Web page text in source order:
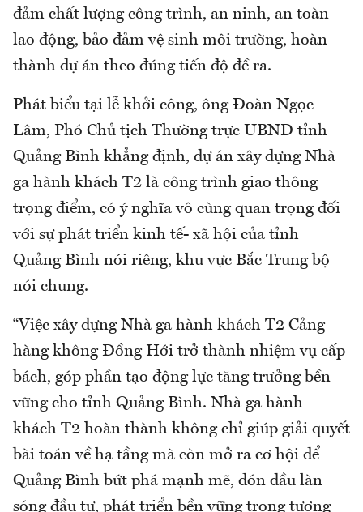
đảm chất lượng công trình, an ninh, an toàn
lao động, bảo đảm vệ sinh môi trường, hoàn
thành dự án theo đúng tiến độ đề ra.
Phát biểu tại lễ khởi công, ông Đoàn Ngọc
Lâm, Phó Chủ tịch Thường trực UBND tỉnh
Quảng Bình khẳng định, dự án xây dựng Nhà
ga hành khách T2 là công trình giao thông
trọng điểm, có ý nghĩa vô cùng quan trọng đối
với sự phát triển kinh tế- xã hội của tỉnh
Quảng Bình nói riêng, khu vực Bắc Trung bộ
nói chung.
“Việc xây dựng Nhà ga hành khách T2 Cảng
hàng không Đồng Hới trở thành nhiệm vụ cấp
bách, góp phần tạo động lực tăng trưởng bền
vững cho tỉnh Quảng Bình. Nhà ga hành
khách T2 hoàn thành không chỉ giúp giải quyết
bài toán về hạ tầng mà còn mở ra cơ hội để
Quảng Bình bứt phá mạnh mẽ, đón đầu làn
sóng đầu tư, phát triển bền vững trong tương